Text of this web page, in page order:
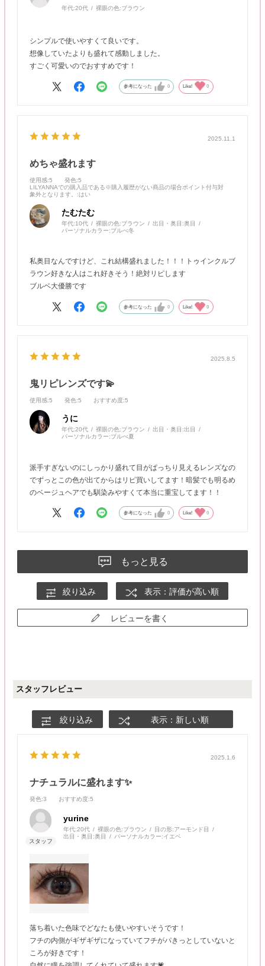
年代:20代 裸眼の色:ブラウン
シンプルで使いやすくて良いです。
想像していたよりも盛れて感動しました。
すごく可愛いのでおすすめです！
参考になった 0 Like! 0
2025.11.1
めちゃ盛れます
使用感:5 発色:5
LILYANNAでの購入品である※購入履歴がない商品の場合ポイント付与対
象外となります。
:はい
たむたむ
年代:10代 裸眼の色:ブラウン 出目・奥目:奥目
パーソナルカラー:ブルべ冬
私奥目なんですけど、これ結構盛れました！！！トゥインクルブ
ラウン好きな人はこれ好きそう！絶対リピします
ブルベ大優勝です
参考になった 0 Like! 0
2025.8.5
鬼リピレンズです💫
使用感:5 発色:5 おすすめ度:5
うに
年代:20代 裸眼の色:ブラウン 出目・奥目:出目
パーソナルカラー:ブルべ夏
派手すぎないのにしっかり盛れて目がぱっちり見えるレンズなの
でずっとこの色が出てからはリピ買いしてます！暗髪でも明るめ
のベージュヘアでも馴染みやすくて本当に重宝してます！！
参考になった 0 Like! 0
もっと見る
絞り込み 表示：評価が高い順
レビューを書く
スタッフレビュー
絞り込み 表示：新しい順
2025.1.6
ナチュラルに盛れます✨
発色:3 おすすめ度:5
yurine
年代:20代 裸眼の色:ブラウン 目の形:アーモンド目
出目・奥目:奥目 パーソナルカラー:イエベ
落ち着いた色味でどなたも使いやすいそうです！
フチの内側がギザギザになっていてフチがパきっとしていないと
ころが好きです！